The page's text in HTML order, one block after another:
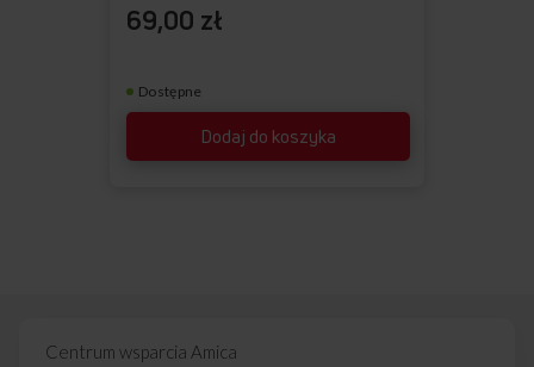
Dodaj do koszyka
69,00 zł
Dostępne
Centrum wsparcia Amica